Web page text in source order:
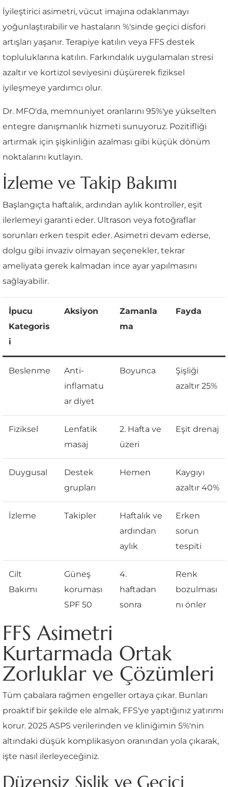
İyileştirici asimetri, vücut imajına odaklanmayı
yoğunlaştırabilir ve hastaların %'sinde geçici disfori
artışları yaşanır. Terapiye katılın veya FFS destek
topluluklarına katılın. Farkındalık uygulamaları stresi
azaltır ve kortizol seviyesini düşürerek fiziksel
iyileşmeye yardımcı olur.
Dr. MFO'da, memnuniyet oranlarını 95%'ye yükselten
entegre danışmanlık hizmeti sunuyoruz. Pozitifliği
artırmak için şişkinliğin azalması gibi küçük dönüm
noktalarını kutlayın.
İzleme ve Takip Bakımı
Başlangıçta haftalık, ardından aylık kontroller, eşit
ilerlemeyi garanti eder. Ultrason veya fotoğraflar
sorunları erken tespit eder. Asimetri devam ederse,
dolgu gibi invaziv olmayan seçenekler, tekrar
ameliyata gerek kalmadan ince ayar yapılmasını
sağlayabilir.
İpucu
Kategoris
i
Aksiyon
Zamanla
ma
Fayda
Beslenme
Anti-
inflamatu
ar diyet
Boyunca
Şişliği
azaltır 25%
Fiziksel
Lenfatik
masaj
2. Hafta ve
üzeri
Eşit drenaj
Duygusal
Destek
grupları
Hemen
Kaygıyı
azaltır 40%
İzleme Takipler
Haftalık ve
ardından
aylık
Erken
sorun
tespiti
Cilt
Bakımı
Güneş
koruması
SPF 50
4.
haftadan
sonra
Renk
bozulması
nı önler
FFS Asimetri
Kurtarmada Ortak
Zorluklar ve Çözümleri
Tüm çabalara rağmen engeller ortaya çıkar. Bunları
proaktif bir şekilde ele almak, FFS'ye yaptığınız yatırımı
korur. 2025 ASPS verilerinden ve kliniğimin 5%'nin
altındaki düşük komplikasyon oranından yola çıkarak,
işte nasıl ilerleyeceğiniz.
Düzensiz Şişlik ve Geçici